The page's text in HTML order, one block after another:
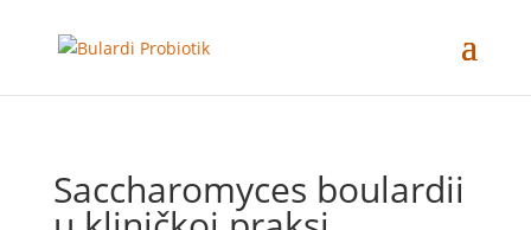
Saccharomyces boulardii